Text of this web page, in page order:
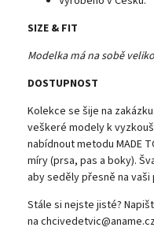
SIZE & FIT
Modelka má na sobě
DOSTUPNOST
Kolekce se šije na
veškeré modely k
nabídnout metodu MADE
míry (prsa, pas a boky).
aby seděly přesně na vaši
Stále si nejste jisté?
na